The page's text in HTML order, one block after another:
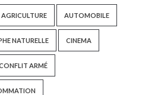
AGRICULTURE AUTOMOBILE
NATURELLE CINEMA
ARMÉ